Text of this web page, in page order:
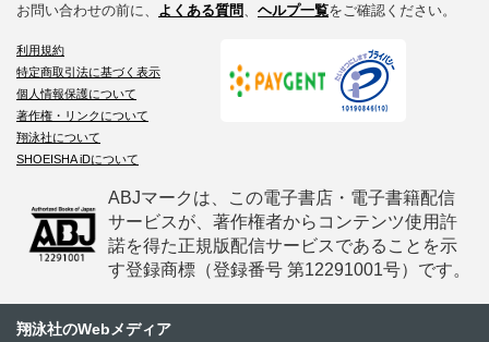
お問い合わせの前に、 よくある質問 ヘルプ一覧をご確認ください。
利用規約
特定商取引法に基づく表示
個人情報保護について
著作権・リンクについて
翔泳社について
SHOEISHA iDについて
ABJマークは、この電子書店・電子書籍配信
サービスが、著作権者からコンテンツ使用許
諾を得た正規版配信サービスであることを示
す登録商標（登録番号 第12291001号）です。
翔泳社のWebメディア